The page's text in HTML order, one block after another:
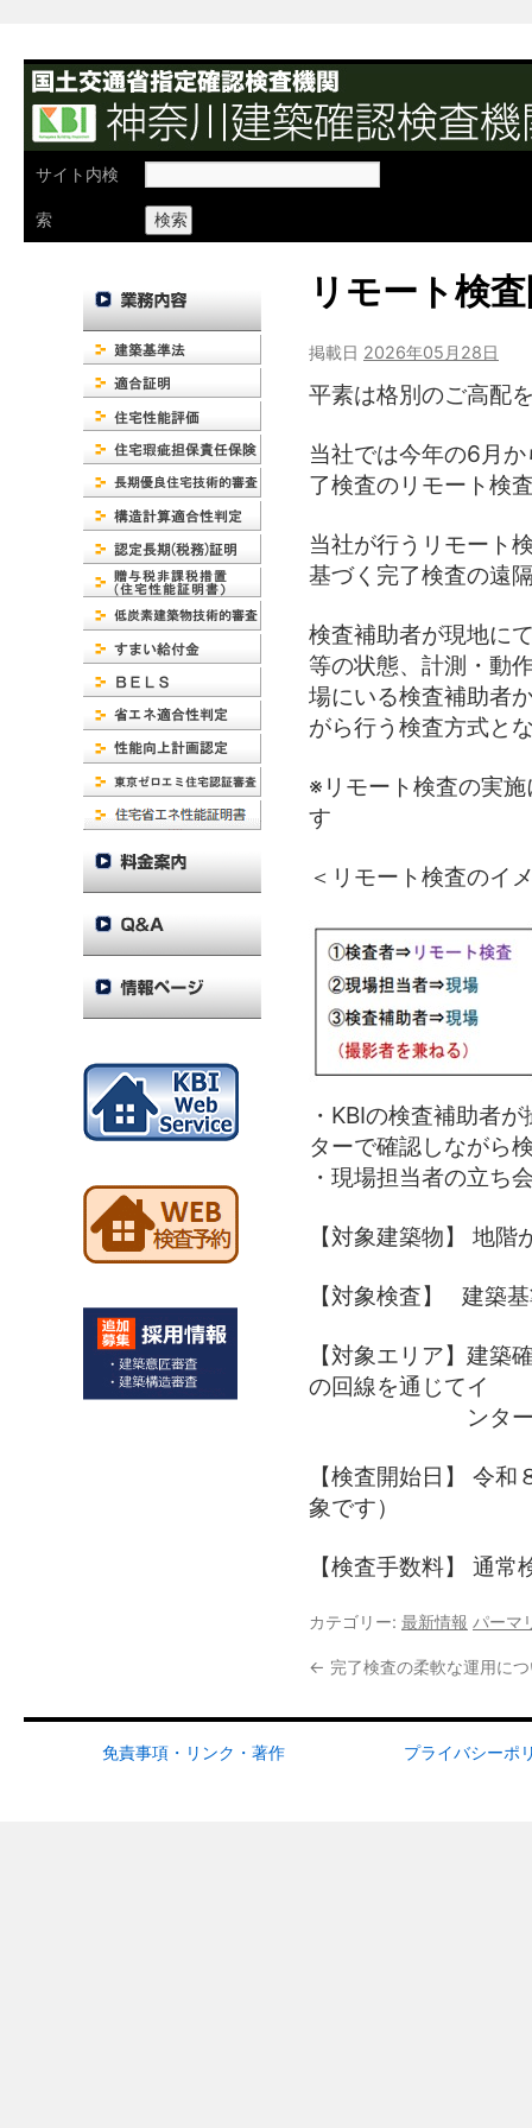
サイト内検
索 索:
リモート検
掲載日 2026年05月28日
平素は格別のご高配
当社では今年の6月
了検査のリモート検
当社が行うリモート
基づく完了検査の遠
検査補助者が現地に
等の状態、計測・動
場にいる検査補助者
がら行う検査方式と
※リモート検査の実
す
＜リモート検査のイ
・KBIの検査補助者
ターで確認しながら
・現場担当者の立ち
【対象建築物】 地
【対象検査】 建築
【対象エリア】建築
の回線を通じてイ
ンターネット
【検査開始日】 令
象です）
【検査手数料】 通常
カテゴリー: 最新情報 パーマ
← 完了検査の柔軟な運用に
免責事項・リンク・著作 プライバシーポ